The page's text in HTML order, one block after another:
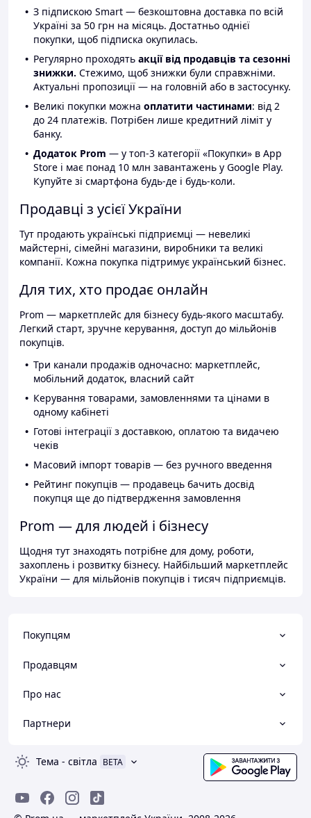
З підпискою Smart — безкоштовна доставка по всій
Україні за 50 грн на місяць. Достатньо однієї
покупки, щоб підписка окупилась.
Регулярно проходять акції від продавців та сезонні
знижки. Стежимо, щоб знижки були справжніми.
Актуальні пропозиції — на головній або в застосунку.
Великі покупки можна оплатити частинами: від 2
до 24 платежів. Потрібен лише кредитний ліміт у
банку.
Додаток Prom — у топ-3 категорії «Покупки» в App
Store і має понад 10 млн завантажень у Google Play.
Купуйте зі смартфона будь-де і будь-коли.
Продавці з усієї України
Тут продають українські підприємці — невеликі
майстерні, сімейні магазини, виробники та великі
компанії. Кожна покупка підтримує український бізнес.
Для тих, хто продає онлайн
Prom — маркетплейс для бізнесу будь-якого масштабу.
Легкий старт, зручне керування, доступ до мільйонів
покупців.
Три канали продажів одночасно: маркетплейс,
мобільний додаток, власний сайт
Керування товарами, замовленнями та цінами в
одному кабінеті
Готові інтеграції з доставкою, оплатою та видачею
чеків
Масовий імпорт товарів — без ручного введення
Рейтинг покупців — продавець бачить досвід
покупця ще до підтвердження замовлення
Prom — для людей і бізнесу
Щодня тут знаходять потрібне для дому, роботи,
захоплень і розвитку бізнесу. Найбільший маркетплейс
України — для мільйонів покупців і тисяч підприємців.
Покупцям
Продавцям
Про нас
Партнери
Тема - світла BETA